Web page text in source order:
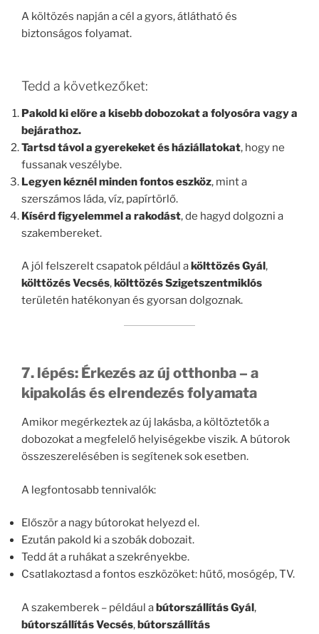
A költözés napján a cél a gyors, átlátható és
biztonságos folyamat.
Tedd a következőket:
Pakold ki előre a kisebb dobozokat a folyosóra vagy a
bejárathoz.
Tartsd távol a gyerekeket és háziállatokat, hogy ne
fussanak veszélybe.
Legyen kéznél minden fontos eszköz, mint a
szerszámos láda, víz, papírtörlő.
Kísérd figyelemmel a rakodást, de hagyd dolgozni a
szakembereket.
A jól felszerelt csapatok például akölttözés Gyál,
költtözés Vecsés,költtözés Szigetszentmiklós
területén hatékonyan és gyorsan dolgoznak.
7. lépés: Érkezés az új otthonba – a
kipakolás és elrendezés folyamata
Amikor megérkeztek az új lakásba, a költöztetők a
dobozokat a megfelelő helyiségekbe viszik. A bútorok
összeszerelésében is segítenek sok esetben.
A legfontosabb tennivalók:
Először a nagy bútorokat helyezd el.
Ezután pakold ki a szobák dobozait.
Tedd át a ruhákat a szekrényekbe.
Csatlakoztasd a fontos eszközöket: hűtő, mosógép, TV.
A szakemberek – például abútorszállítás Gyál,
bútorszállítás Vecsés,bútorszállítás